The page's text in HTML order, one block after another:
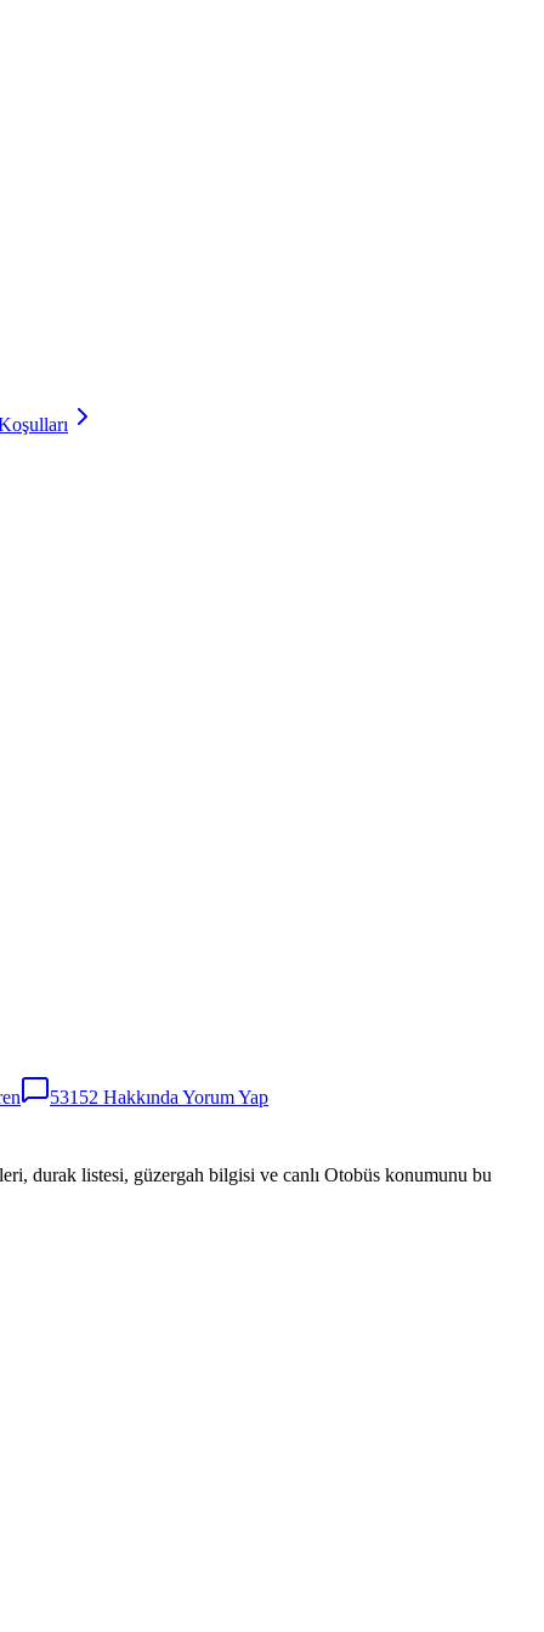
53152 Hakkında Yorum Yap
durak listesi, güzergah bilgisi ve canlı Otobüs konumunu bu